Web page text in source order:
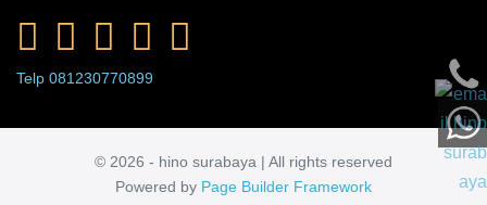
Telp 081230770899
© 2026 - hino surabaya | All rights reserved
Powered by Page Builder Framework